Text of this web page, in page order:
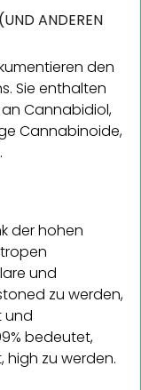
ANDEREN
den
Sie enthalten
Cannabidiol,
Cannabinoide,
der hohen
und
zu werden,
und
bedeutet,
high zu werden.